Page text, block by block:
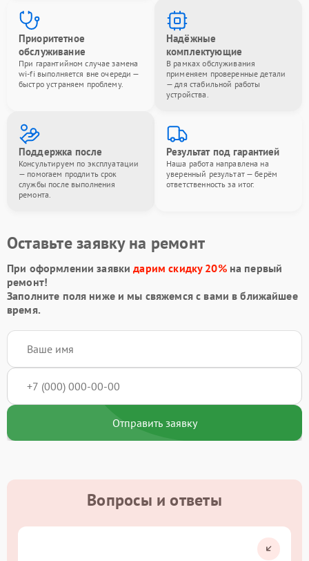
Приоритетное
обслуживание
При гарантийном случае замена
wi-fi выполняется вне очереди —
быстро устраняем проблему.
Надёжные
комплектующие
В рамках обслуживания
применяем проверенные детали
— для стабильной работы
устройства.
Поддержка после
Консультируем по эксплуатации
— помогаем продлить срок
службы после выполнения
ремонта.
Результат под гарантией
Наша работа направлена на
уверенный результат — берём
ответственность за итог.
Оставьте заявку на ремонт
При оформлении заявкидарим скидку 20%на первый
ремонт!
Заполните поля ниже и мы свяжемся с вами в ближайшее
время.
Отправить заявку
Вопросы и ответы